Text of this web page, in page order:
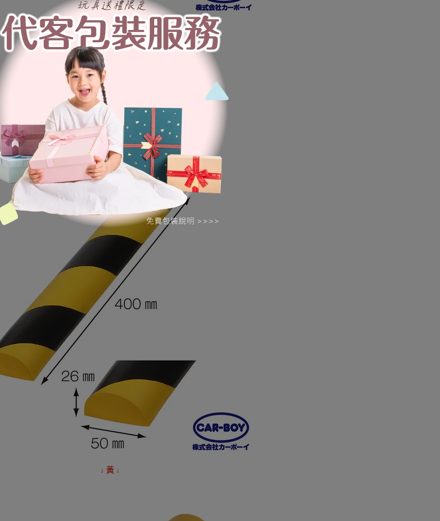
商品特色
1.日本市佔率第一
2.優異彈性素材，可運用於各種場所或用途。
3.張貼於車庫或停車場壁面，可保護車門免於刮傷。
4.吸收衝擊力大
↓ 虎紋 ↓
↓ 黃 ↓